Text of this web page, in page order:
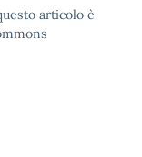
articolo è